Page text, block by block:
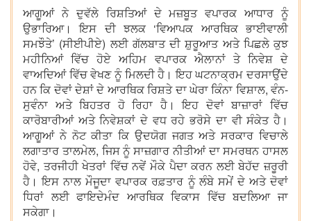
ਆਗੂਆਂ ਨੇ ਦੁਵੱਲੇ ਰਿਸ਼ਤਿਆਂ ਦੇ ਮਜ਼ਬੂਤ ਵਪਾਰਕ ਆਧਾਰ ਨੂੰ
ਉਭਾਰਿਆ। ਇਸ ਦੀ ਝਲਕ ‘ਵਿਆਪਕ ਆਰਥਿਕ ਭਾਈਵਾਲੀ
ਸਮਝੌਤੇ’ (ਸੀਈਪੀਏ) ਲਈ ਗੱਲਬਾਤ ਦੀ ਸ਼ੁਰੂਆਤ ਅਤੇ ਪਿਛਲੇ ਕੁਝ
ਮਹੀਨਿਆਂ ਵਿੱਚ ਹੋਏ ਅਹਿਮ ਵਪਾਰਕ ਐਲਾਨਾਂ ਤੇ ਨਿਵੇਸ਼ ਦੇ
ਵਾਅਦਿਆਂ ਵਿੱਚ ਵੇਖਣ ਨੂੰ ਮਿਲਦੀ ਹੈ। ਇਹ ਘਟਨਾਕ੍ਰਮ ਦਰਸਾਉਂਦੇ
ਹਨ ਕਿ ਦੋਵਾਂ ਦੇਸ਼ਾਂ ਦੇ ਆਰਥਿਕ ਰਿਸ਼ਤੇ ਦਾ ਘੇਰਾ ਕਿੰਨਾ ਵਿਸ਼ਾਲ, ਵੰਨ-
ਸੁਵੰਨਾ ਅਤੇ ਬਿਹਤਰ ਹੋ ਰਿਹਾ ਹੈ। ਇਹ ਦੋਵਾਂ ਬਾਜ਼ਾਰਾਂ ਵਿੱਚ
ਕਾਰੋਬਾਰੀਆਂ ਅਤੇ ਨਿਵੇਸ਼ਕਾਂ ਦੇ ਵਧ ਰਹੇ ਭਰੋਸੇ ਦਾ ਵੀ ਸੰਕੇਤ ਹੈ।
ਆਗੂਆਂ ਨੇ ਨੋਟ ਕੀਤਾ ਕਿ ਉਦਯੋਗ ਜਗਤ ਅਤੇ ਸਰਕਾਰ ਵਿਚਾਲੇ
ਲਗਾਤਾਰ ਤਾਲਮੇਲ, ਜਿਸ ਨੂੰ ਸਾਜ਼ਗਾਰ ਨੀਤੀਆਂ ਦਾ ਸਮਰਥਨ ਹਾਸਲ
ਹੋਵੇ, ਤਰਜੀਹੀ ਖੇਤਰਾਂ ਵਿੱਚ ਨਵੇਂ ਮੌਕੇ ਪੈਦਾ ਕਰਨ ਲਈ ਬੇਹੱਦ ਜ਼ਰੂਰੀ
ਹੈ। ਇਸ ਨਾਲ ਮੌਜੂਦਾ ਵਪਾਰਕ ਰਫ਼ਤਾਰ ਨੂੰ ਲੰਬੇ ਸਮੇਂ ਦੇ ਅਤੇ ਦੋਵਾਂ
ਧਿਰਾਂ ਲਈ ਫਾਇਦੇਮੰਦ ਆਰਥਿਕ ਵਿਕਾਸ ਵਿੱਚ ਬਦਲਿਆ ਜਾ
ਸਕੇਗਾ।